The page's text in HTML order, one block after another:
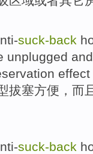
suck-back
unplugged and
effect
拔塞方便 ， 而
suck-back